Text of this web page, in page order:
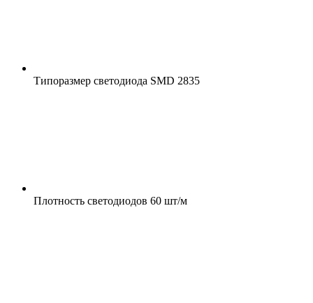
Типоразмер светодиода SMD 2835
Плотность светодиодов 60 шт/м